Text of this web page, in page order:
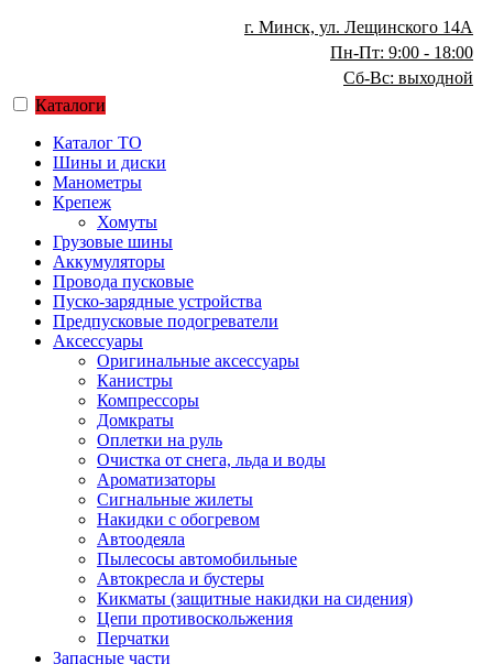
г. Минск, ул. Лещинского 14А
Пн-Пт: 9:00 - 18:00
Сб-Вс: выходной
Каталоги
Каталог ТО
Шины и диски
Манометры
Крепеж
Хомуты
Грузовые шины
Аккумуляторы
Провода пусковые
Пуско-зарядные устройства
Предпусковые подогреватели
Аксессуары
Оригинальные аксессуары
Канистры
Компрессоры
Домкраты
Оплетки на руль
Очистка от снега, льда и воды
Ароматизаторы
Сигнальные жилеты
Накидки с обогревом
Автоодеяла
Пылесосы автомобильные
Автокресла и бустеры
Кикматы (защитные накидки на сидения)
Цепи противоскольжения
Перчатки
Запасные части